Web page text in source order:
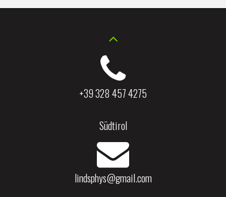
+39 328 457 4275
Südtirol
lindsphys@gmail.com